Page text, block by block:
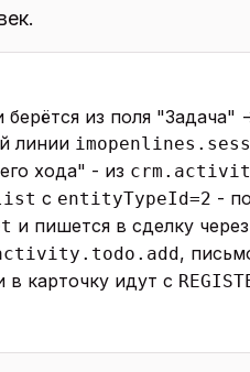
из поля "Задача"
линии
хода" - из
с entityTypeId=2 -
и пишется в сделку через
,
в карточку идут с